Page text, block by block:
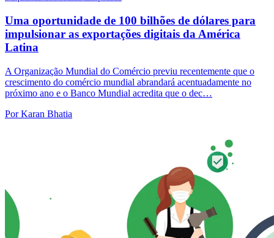
Uma oportunidade de 100 bilhões de dólares para
impulsionar as exportações digitais da América
Latina
A Organização Mundial do Comércio previu recentemente que o
crescimento do comércio mundial abrandará acentuadamente no
próximo ano e o Banco Mundial acredita que o dec…
Por Karan Bhatia